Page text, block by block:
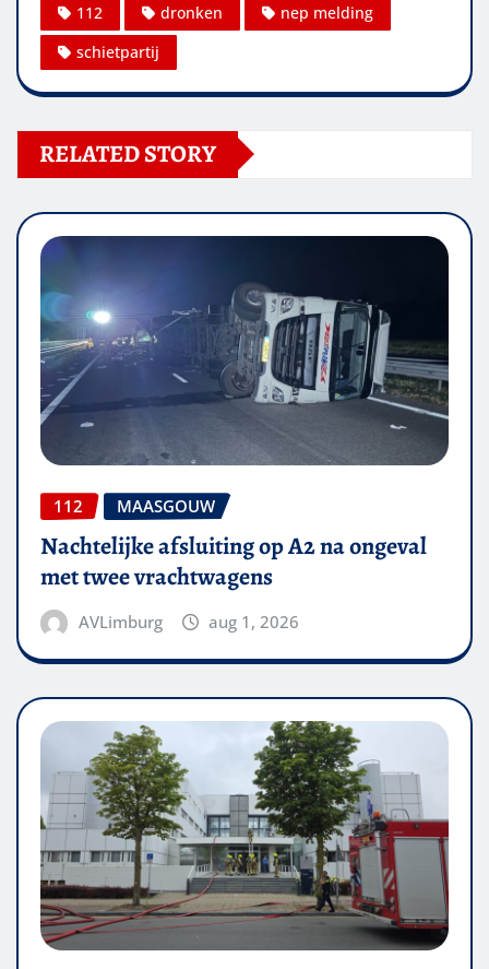
112 dronken
nep melding
schietpartij
RELATED STORY
112 MAASGOUW
Nachtelijke afsluiting op A2 na ongeval
met twee vrachtwagens
AVLimburg aug 1, 2026